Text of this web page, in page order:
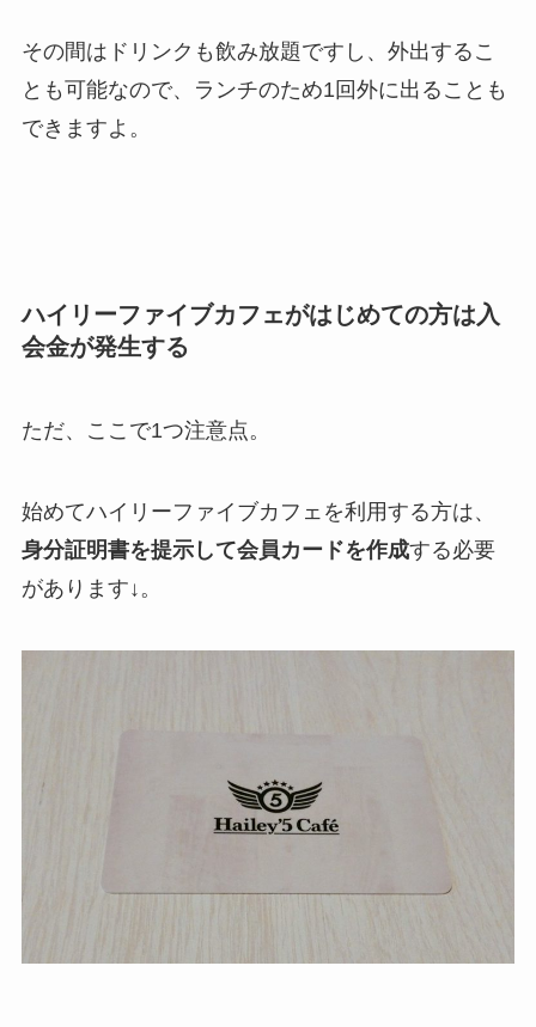
その間はドリンクも飲み放題ですし、外出するこ
とも可能なので、ランチのため1回外に出ることも
できますよ。
ハイリーファイブカフェがはじめての方は入
会金が発生する
ただ、ここで1つ注意点。
始めてハイリーファイブカフェを利用する方は、
身分証明書を提示して会員カードを作成する必要
があります↓。